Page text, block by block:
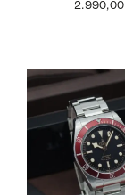
2.990,00